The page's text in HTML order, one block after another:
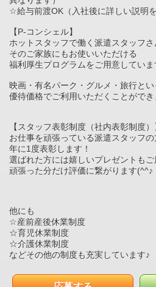
☆給与前渡OK（入社後に詳しい説明を
【P-コンシェル】
ホットスタッフで働く派遣スタッフさ
そのご家族にもお使いいただける
福利厚生プログラムをご用意していま
映画・有名パーク・グルメ・旅行と
優待価格でご利用いただくことができ
【スタッフ表彰制度（社内表彰制度）
お仕事を頑張っている派遣スタッフの
年に1度表彰します！
選ばれた方には嬉しいプレゼントもご
頑張った分だけ評価に繋がります(^^♪
他にも
☆産前産後休業制度
☆育児休業制度
☆介護休業制度
などその他の制度も充実しています♪